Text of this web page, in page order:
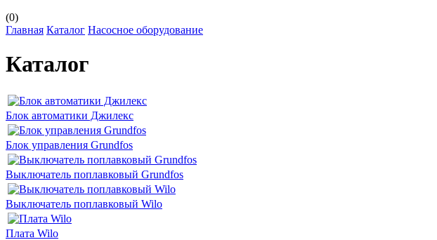
(0)
Главная Каталог Насосное оборудование
Каталог
Блок автоматики Джилекс
Блок управления Grundfos
Выключатель поплавковый Grundfos
Выключатель поплавковый Wilo
Плата Wilo